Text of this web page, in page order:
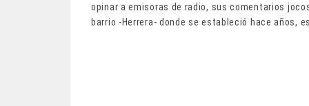
opinar a emisoras de radio, sus comentarios
barrio -Herrera- donde se estableció hace años,